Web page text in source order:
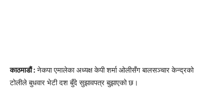
काठमाडौं :नेकपा एमालेका अध्यक्ष केपी शर्मा ओलीसँग बालसञ्चार केन्द्रको
टोलीले बुधवार भेटी दश बुँदे सुझावपत्र बुझाएको छ।